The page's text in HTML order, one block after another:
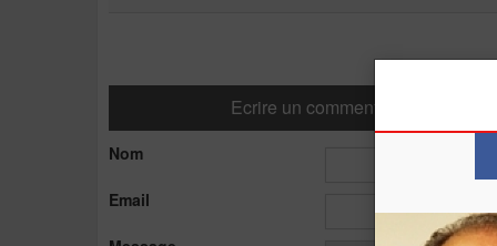
Ecrire un commentaire
Nom
Email